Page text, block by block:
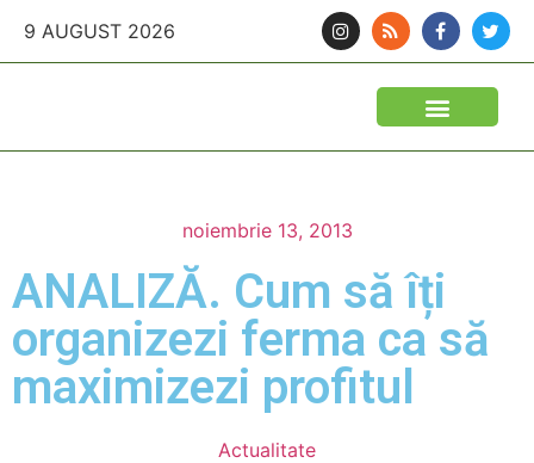
9 AUGUST 2026
noiembrie 13, 2013
ANALIZĂ. Cum să îți
organizezi ferma ca să
maximizezi profitul
Actualitate